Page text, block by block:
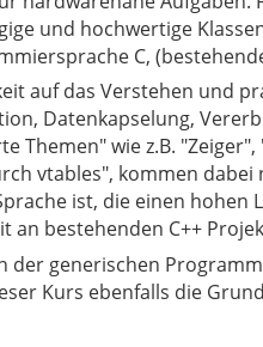
und hochwertige
C,
auf das Verstehen und
Datenkapselung,
Themen" wie z.B.
vtables", kommen dabei
ist, die einen
bestehenden C++
der generischen
Kurs ebenfalls die